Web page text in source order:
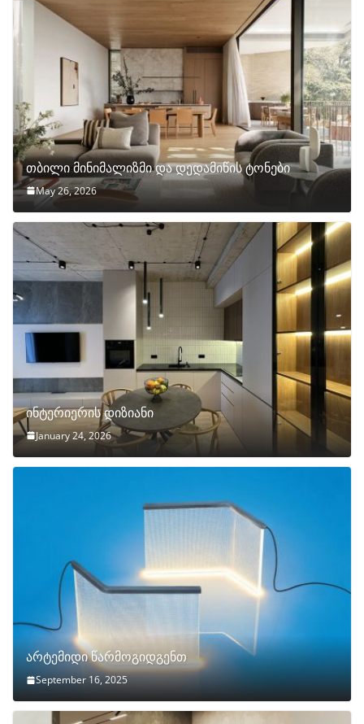
თბილი მინიმალიზმი და დედამიწის ტონები
May 26, 2026
ინტერიერის დიზიანი
January 24, 2026
არტემიდი წარმოგიდგენთ
September 16, 2025